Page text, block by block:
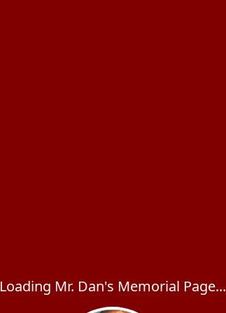
Loading Mr. Dan's Memorial Page...